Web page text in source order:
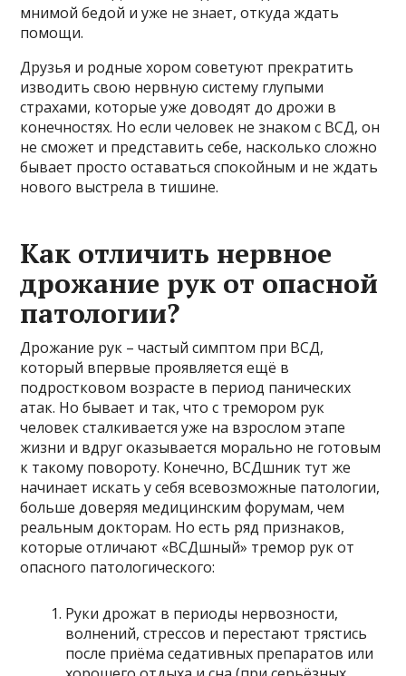
мнимой бедой и уже не знает, откуда ждать
помощи.
Друзья и родные хором советуют прекратить
изводить свою нервную систему глупыми
страхами, которые уже доводят до дрожи в
конечностях. Но если человек не знаком с ВСД, он
не сможет и представить себе, насколько сложно
бывает просто оставаться спокойным и не ждать
нового выстрела в тишине.
Как отличить нервное
дрожание рук от опасной
патологии?
Дрожание рук – частый симптом при ВСД,
который впервые проявляется ещё в
подростковом возрасте в период панических
атак. Но бывает и так, что с тремором рук
человек сталкивается уже на взрослом этапе
жизни и вдруг оказывается морально не готовым
к такому повороту. Конечно, ВСДшник тут же
начинает искать у себя всевозможные патологии,
больше доверяя медицинским форумам, чем
реальным докторам. Но есть ряд признаков,
которые отличают «ВСДшный» тремор рук от
опасного патологического:
Руки дрожат в периоды нервозности,
волнений, стрессов и перестают трястись
после приёма седативных препаратов или